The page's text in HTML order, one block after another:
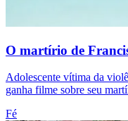
O martírio de
Adolescente vítima da
ganha filme sobre seu
Fé